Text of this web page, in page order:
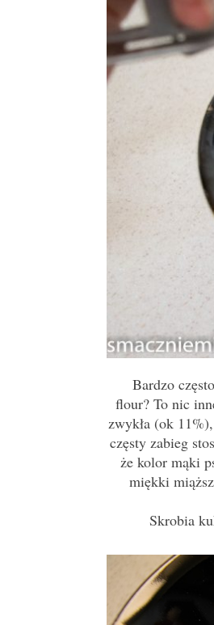
Bardzo
flour? To nic
zwykła (ok
częsty zabieg
że kolor mąki
miękki
Skrobia